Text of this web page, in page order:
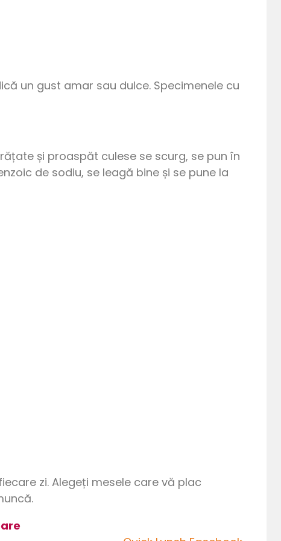
un gust amar sau dulce. Specimenele cu
și proaspăt culese se scurg, se pun în
de sodiu, se leagă bine și se pune la
zi. Alegeți mesele care vă plac